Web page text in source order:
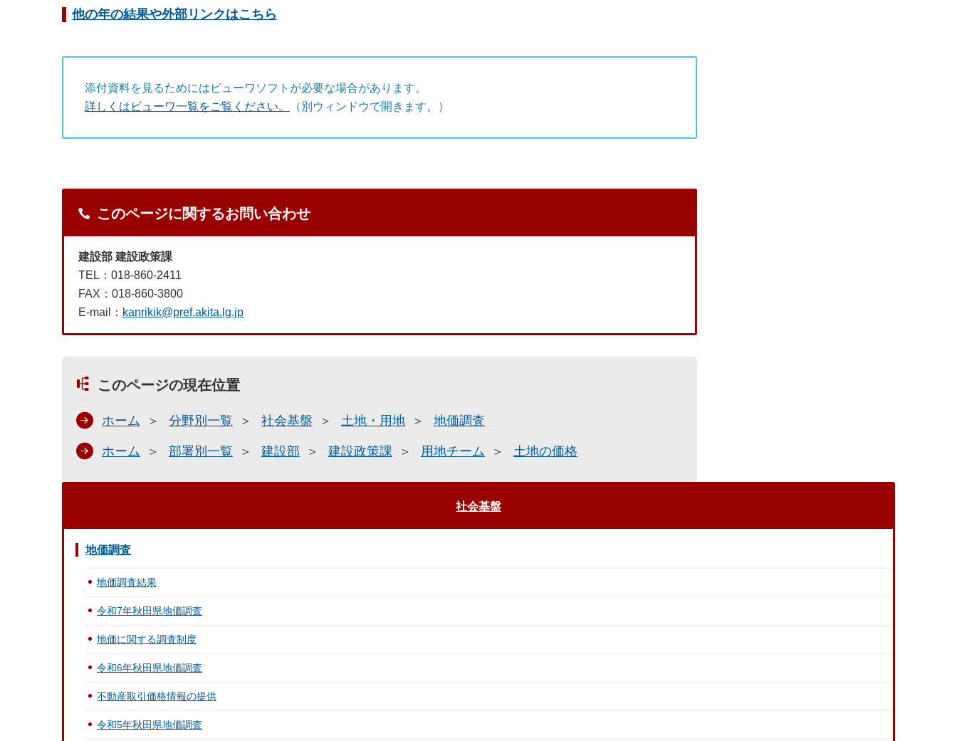
他の年の結果や外部リンクはこちら
添付資料を見るためにはビューワソフトが必要な場合があります。
詳しくはビューワ一覧をご覧ください。
（別ウィンドウで開きます。）
このページに関するお問い合わせ
建設部 建設政策課
TEL：018-860-2411
FAX：018-860-3800
E-mail： kanrikik@pref.akita.lg.jp
このページの現在位置
ホーム 分野別一覧 社会基盤 土地・用地 地価調査
ホーム 部署別一覧 建設部 建設政策課 用地チーム 土地の価格
社会基盤
地価調査
地価調査結果
令和7年秋田県地価調査
地価に関する調査制度
令和6年秋田県地価調査
不動産取引価格情報の提供
令和5年秋田県地価調査